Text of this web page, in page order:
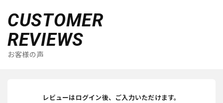
CUSTOMER
REVIEWS
お客様の声
レビューはログイン後、ご入力いただけます。